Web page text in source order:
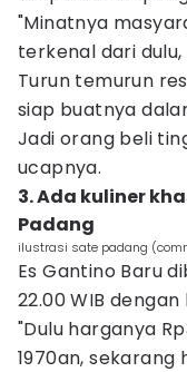
"Minatnya
terkenal dari
Turun temurun
siap buatnya
Jadi orang beli
ucapnya.
3. Ada kuliner
Padang
ilustrasi sate padang
Es Gantino Baru
22.00 WIB
"Dulu harganya
1970an, sekarang